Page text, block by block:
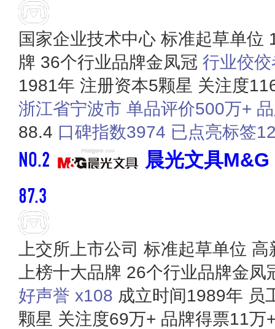
国家企业技术中心 标准起草单位
牌 36个行业品牌金凤冠 行业佼
1981年 注册资本5颗星 关注度
浙江省宁波市 单品评价500万+
88.4 口碑指数3974 已点亮标签
NO.2 晨光文具M&G
87.3
上交所上市公司 标准起草单位 高
上榜十大品牌 26个行业品牌金凤
好声誉 x108 成立时间1989年 员
颗星 关注度69万+ 品牌得票11万